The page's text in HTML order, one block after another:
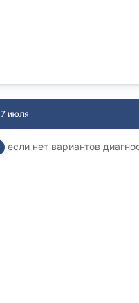
7 июля
если нет вариантов